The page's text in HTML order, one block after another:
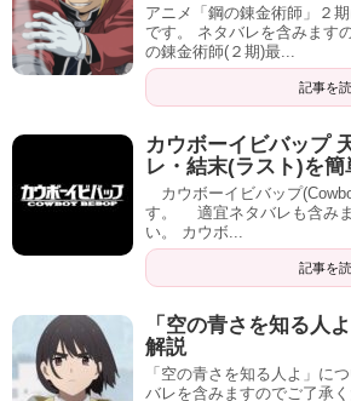
アニメ「鋼の錬金術師」２
です。 ネタバレを含みます
の錬金術師(２期)最...
記事を
カウボーイビバップ
レ・結末(ラスト)を簡
カウボーイビバップ
す。 適宜ネタバレも含み
い。 カウボ...
記事を
「空の青さを知る人
解説
「空の青さを知る人よ」に
バレを含みますのでご了承